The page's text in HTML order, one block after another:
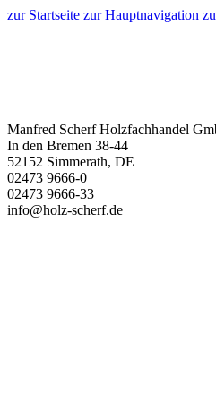
zur Startseite zur Hauptnavigation
Manfred Scherf Holzfachhandel
In den Bremen 38-44
52152 Simmerath, DE
02473 9666-0
02473 9666-33
info@holz-scherf.de